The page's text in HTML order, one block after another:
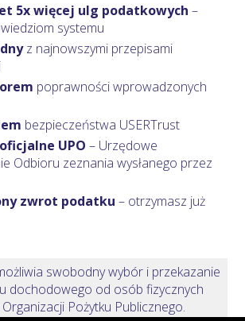
5x więcej ulg podatkowych–
systemu
z najnowszymi przepisami
poprawności wprowadzonych
bezpieczeństwa USERTrust
UPO – Urzędowe
Odbioru zeznania wysłanego przez
zwrot podatku – otrzymasz już
swobodny wybór i przekazanie
dochodowego od osób fizycznych
Pożytku Publicznego.